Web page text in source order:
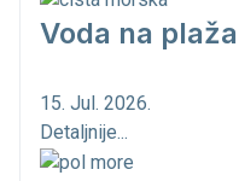
Voda na
15. Jul. 2026.
Detaljnije...